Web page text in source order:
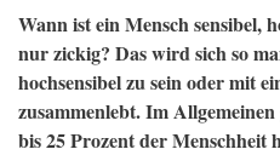
Wann ist ein Mensch sensibel,
nur zickig? Das wird sich so
hochsensibel zu sein oder mit
zusammenlebt. Im
bis 25 Prozent der Menschheit